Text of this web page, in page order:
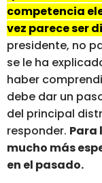
competencia
vez parece ser
presidente, no
se le ha
haber
debe dar un
del principal
responder. Para
mucho más
en el pasado.